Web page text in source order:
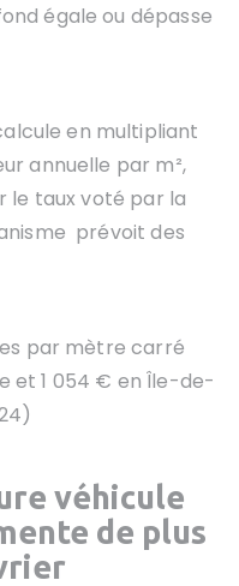
égale ou dépasse
en multipliant
annuelle par m²,
le taux voté par la
prévoit des
par mètre carré
et 1 054 € en Île-de-
véhicule
de plus